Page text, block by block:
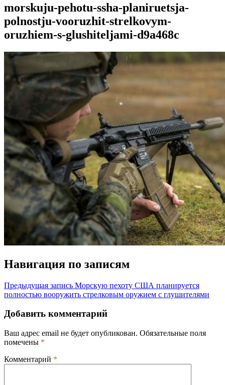
morskuju-pehotu-ssha-planiruetsja-
polnostju-vooruzhit-strelkovym-
oruzhiem-s-glushiteljami-d9a468c
Навигация по записям
Предыдущая запись Морскую пехоту США планируется
полностью вооружить стрелковым оружием с глушителями
Добавить комментарий
Ваш адрес email не будет опубликован. Обязательные поля
помечены *
Комментарий *